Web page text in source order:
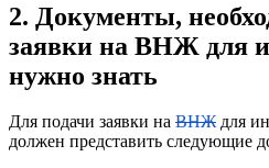
2. Документы,
заявки на ВНЖ для
нужно знать
Для подачи заявки на ВНЖдля
должен представить следующие